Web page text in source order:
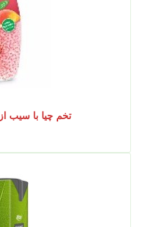
تخم چیا با سیب